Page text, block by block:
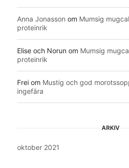
Anna Jonasson om Mumsig
proteinrik
Elise och Norun om Mumsig
proteinrik
Frei om Mustig och god
ingefära
ARKIV
oktober 2021